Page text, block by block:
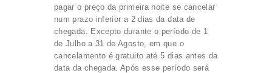
pagar o preço da primeira noite se cancelar
num prazo inferior a 2 dias da data de
chegada. Excepto durante o período de 1
de Julho a 31 de Agosto, em que o
cancelamento é gratuito até 5 dias antes da
data da chegada. Após esse período será